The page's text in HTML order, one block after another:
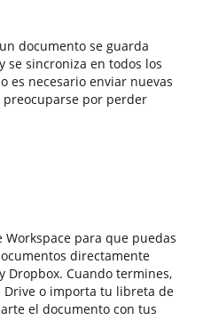
documento se guarda
se sincroniza en todos los
es necesario enviar nuevas
por perder
Workspace para que puedas
directamente
Dropbox. Cuando termines,
Drive o importa tu libreta de
el documento con tus